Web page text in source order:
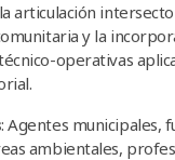
articulación
y la
operativas
: Agentes municipales,
ambientales,